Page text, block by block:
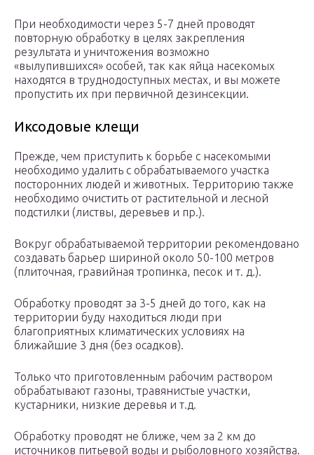
При необходимости через 5-7 дней проводят
повторную обработку в целях закрепления
результата и уничтожения возможно
«вылупившихся» особей, так как яйца насекомых
находятся в труднодоступных местах, и вы можете
пропустить их при первичной дезинсекции.
Иксодовые клещи
Прежде, чем приступить к борьбе с насекомыми
необходимо удалить с обрабатываемого участка
посторонних людей и животных. Территорию также
необходимо очистить от растительной и лесной
подстилки (листвы, деревьев и пр.).
Вокруг обрабатываемой территории рекомендовано
создавать барьер шириной около 50-100 метров
(плиточная, гравийная тропинка, песок и т. д.).
Обработку проводят за 3-5 дней до того, как на
территории буду находиться люди при
благоприятных климатических условиях на
ближайшие 3 дня (без осадков).
Только что приготовленным рабочим раствором
обрабатывают газоны, травянистые участки,
кустарники, низкие деревья и т.д.
Обработку проводят не ближе, чем за 2 км до
источников питьевой воды и рыболовного хозяйства.